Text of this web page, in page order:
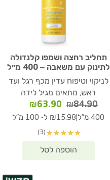
תחליב רחצה ושמפו קלנדולה
לתינוק עם משאבה – 400 מ״ל
לניקוי וטיפוח עדין מכף רגל ועד
ראש, מתאים מגיל לידה
₪84.90
המחיר
המקורי
₪84.90.
₪63.90
הנוכחי
400 מ"ל ₪15.98 ל- 100 מ"ל
★
★
★
★
★
(3)